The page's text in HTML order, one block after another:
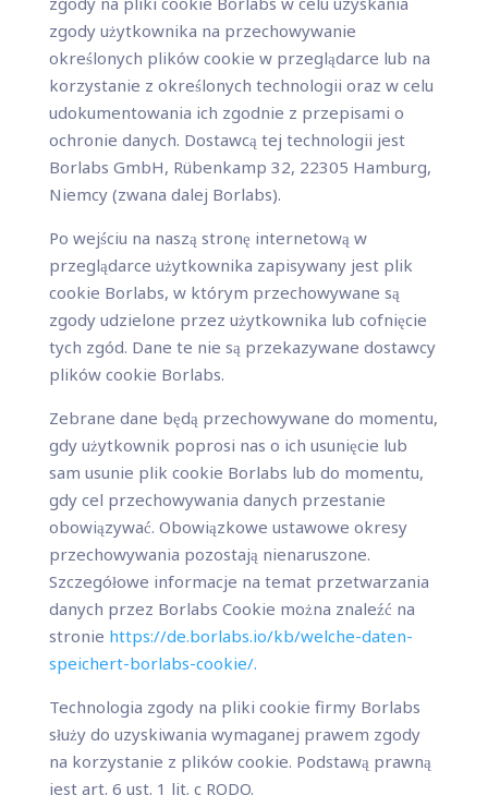
zgody użytkownika na przechowywanie
określonych plików cookie w przeglądarce lub na
korzystanie z określonych technologii oraz w celu
udokumentowania ich zgodnie z przepisami o
ochronie danych. Dostawcą tej technologii jest
Borlabs GmbH, Rübenkamp 32, 22305 Hamburg,
Niemcy (zwana dalej Borlabs).
Po wejściu na naszą stronę internetową w
przeglądarce użytkownika zapisywany jest plik
cookie Borlabs, w którym przechowywane są
zgody udzielone przez użytkownika lub cofnięcie
tych zgód. Dane te nie są przekazywane dostawcy
plików cookie Borlabs.
Zebrane dane będą przechowywane do momentu,
gdy użytkownik poprosi nas o ich usunięcie lub
sam usunie plik cookie Borlabs lub do momentu,
gdy cel przechowywania danych przestanie
obowiązywać. Obowiązkowe ustawowe okresy
przechowywania pozostają nienaruszone.
Szczegółowe informacje na temat przetwarzania
danych przez Borlabs Cookie można znaleźć na
stronie https://de.borlabs.io/kb/welche-daten-
speichert-borlabs-cookie/.
Technologia zgody na pliki cookie firmy Borlabs
służy do uzyskiwania wymaganej prawem zgody
na korzystanie z plików cookie. Podstawą prawną
jest art. 6 ust. 1 lit. c RODO.